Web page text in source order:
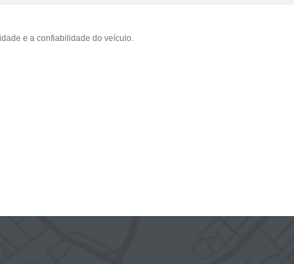
e a confiabilidade do veículo.